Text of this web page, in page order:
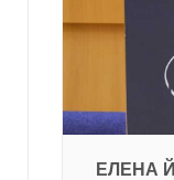
ЕЛЕНА